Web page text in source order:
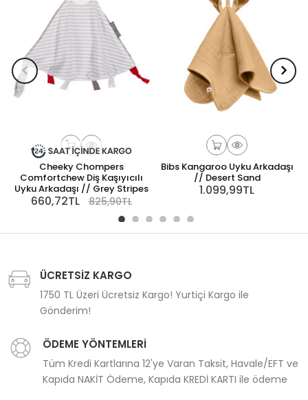
Cheeky Chompers
Comfortchew Diş Kaşıyıcılı
Uyku Arkadaşı // Grey Stripes
660,72TL 825,90TL
Bibs Kangaroo Uyku Arkadaşı
// Desert Sand
1.099,99TL
ÜCRETSİZ KARGO
1750 TL Üzeri Ücretsiz Kargo! Yurtiçi Kargo ile
Gönderim!
ÖDEME YÖNTEMLERİ
Tüm Kredi Kartlarına 12'ye Varan Taksit, Havale/EFT ve
Kapıda NAKİT Ödeme, Kapıda KREDİ KARTI ile ödeme